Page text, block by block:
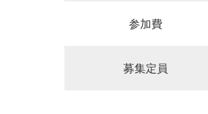
参加費
募集定員